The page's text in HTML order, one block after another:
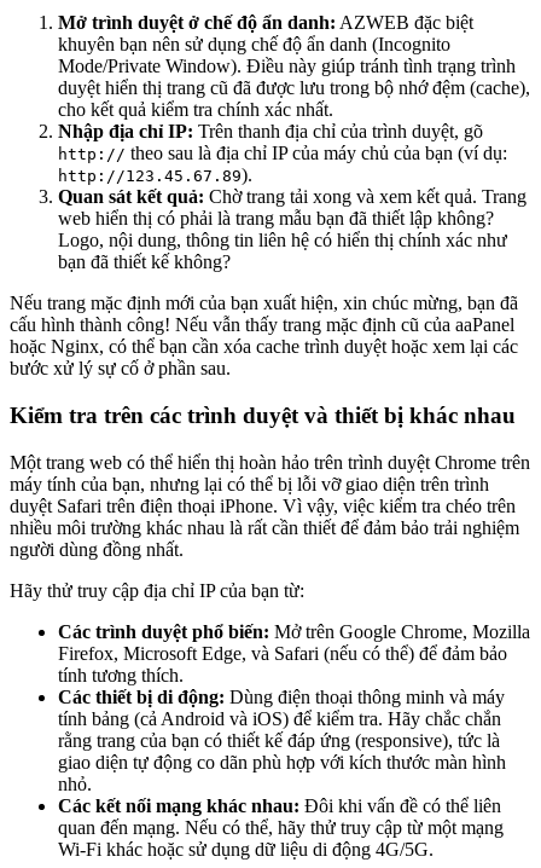
Mở trình duyệt ở chế độ ẩn danh: AZWEB đặc biệt
khuyên bạn nên sử dụng chế độ ẩn danh (Incognito
Mode/Private Window). Điều này giúp tránh tình trạng trình
duyệt hiển thị trang cũ đã được lưu trong bộ nhớ đệm (cache),
cho kết quả kiểm tra chính xác nhất.
Nhập địa chỉ IP: Trên thanh địa chỉ của trình duyệt, gõ
http:// theo sau là địa chỉ IP của máy chủ của bạn (ví dụ:
http://123.45.67.89).
Quan sát kết quả: Chờ trang tải xong và xem kết quả. Trang
web hiển thị có phải là trang mẫu bạn đã thiết lập không?
Logo, nội dung, thông tin liên hệ có hiển thị chính xác như
bạn đã thiết kế không?
Nếu trang mặc định mới của bạn xuất hiện, xin chúc mừng, bạn đã
cấu hình thành công! Nếu vẫn thấy trang mặc định cũ của aaPanel
hoặc Nginx, có thể bạn cần xóa cache trình duyệt hoặc xem lại các
bước xử lý sự cố ở phần sau.
Kiểm tra trên các trình duyệt và thiết bị khác nhau
Một trang web có thể hiển thị hoàn hảo trên trình duyệt Chrome trên
máy tính của bạn, nhưng lại có thể bị lỗi vỡ giao diện trên trình
duyệt Safari trên điện thoại iPhone. Vì vậy, việc kiểm tra chéo trên
nhiều môi trường khác nhau là rất cần thiết để đảm bảo trải nghiệm
người dùng đồng nhất.
Hãy thử truy cập địa chỉ IP của bạn từ:
Các trình duyệt phổ biến: Mở trên Google Chrome, Mozilla
Firefox, Microsoft Edge, và Safari (nếu có thể) để đảm bảo
tính tương thích.
Các thiết bị di động: Dùng điện thoại thông minh và máy
tính bảng (cả Android và iOS) để kiểm tra. Hãy chắc chắn
rằng trang của bạn có thiết kế đáp ứng (responsive), tức là
giao diện tự động co dãn phù hợp với kích thước màn hình
nhỏ.
Các kết nối mạng khác nhau: Đôi khi vấn đề có thể liên
quan đến mạng. Nếu có thể, hãy thử truy cập từ một mạng
Wi-Fi khác hoặc sử dụng dữ liệu di động 4G/5G.